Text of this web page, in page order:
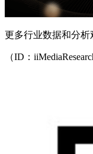
更多行业数据和分
（ID：